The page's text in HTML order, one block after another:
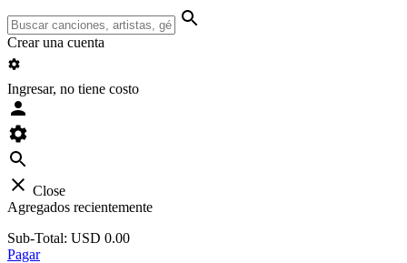
Crear una cuenta
Ingresar, no tiene costo
Close
Agregados recientemente
Sub-Total: USD 0.00
Pagar